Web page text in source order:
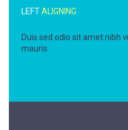
LEFTALIGNING
Duis sed odio sit amet nibh
mauris.